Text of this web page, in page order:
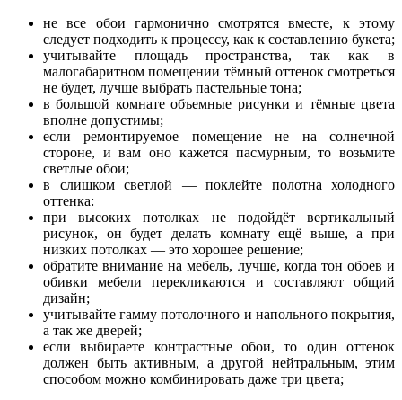
не все обои гармонично смотрятся вместе, к этому
следует подходить к процессу, как к составлению букета;
учитывайте площадь пространства, так как в
малогабаритном помещении тёмный оттенок смотреться
не будет, лучше выбрать пастельные тона;
в большой комнате объемные рисунки и тёмные цвета
вполне допустимы;
если ремонтируемое помещение не на солнечной
стороне, и вам оно кажется пасмурным, то возьмите
светлые обои;
в слишком светлой — поклейте полотна холодного
оттенка:
при высоких потолках не подойдёт вертикальный
рисунок, он будет делать комнату ещё выше, а при
низких потолках — это хорошее решение;
обратите внимание на мебель, лучше, когда тон обоев и
обивки мебели перекликаются и составляют общий
дизайн;
учитывайте гамму потолочного и напольного покрытия,
а так же дверей;
если выбираете контрастные обои, то один оттенок
должен быть активным, а другой нейтральным, этим
способом можно комбинировать даже три цвета;